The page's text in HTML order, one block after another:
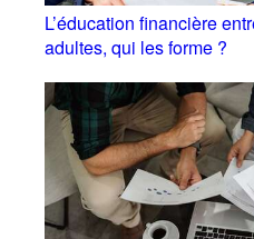
L’éducation financière
adultes, qui les forme ?